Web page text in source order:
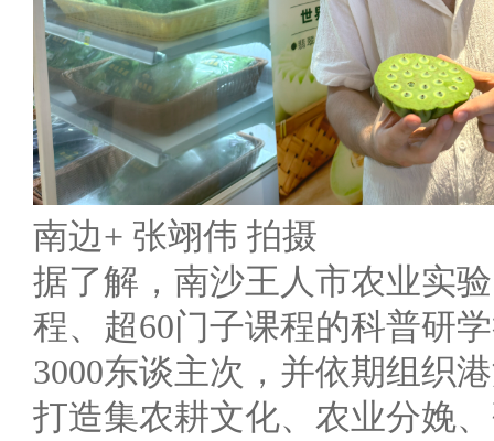
南边+ 张翊伟 拍摄
据了解，南沙王人市农业实
程、超60门子课程的科普研
3000东谈主次，并依期组织
打造集农耕文化、农业分娩